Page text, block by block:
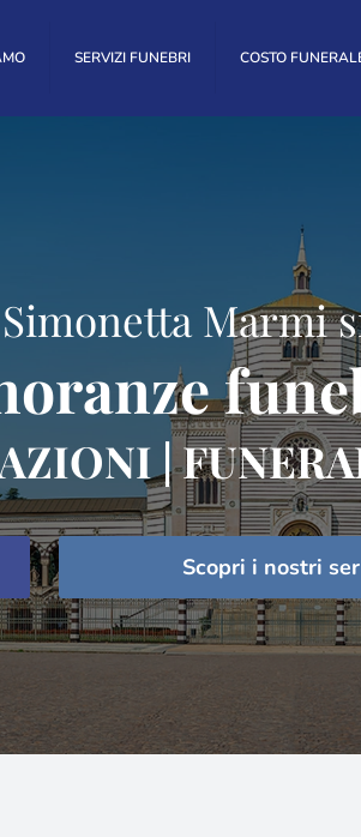
SERVIZI FUNEBRI COSTO
Simonetta Marmi
|
Scopri i nostri